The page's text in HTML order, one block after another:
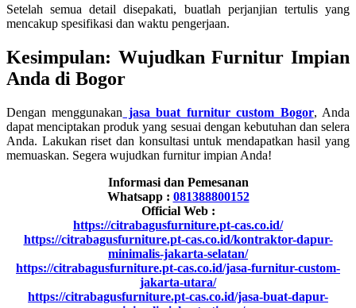
Setelah semua detail disepakati, buatlah perjanjian tertulis yang
mencakup spesifikasi dan waktu pengerjaan.
Kesimpulan: Wujudkan Furnitur Impian
Anda di Bogor
Dengan menggunakan jasa buat furnitur custom Bogor, Anda
dapat menciptakan produk yang sesuai dengan kebutuhan dan selera
Anda. Lakukan riset dan konsultasi untuk mendapatkan hasil yang
memuaskan. Segera wujudkan furnitur impian Anda!
Informasi dan Pemesanan
Whatsapp : 081388800152
Official Web :
https://citrabagusfurniture.pt-cas.co.id/
https://citrabagusfurniture.pt-cas.co.id/kontraktor-dapur-
minimalis-jakarta-selatan/
https://citrabagusfurniture.pt-cas.co.id/jasa-furnitur-custom-
jakarta-utara/
https://citrabagusfurniture.pt-cas.co.id/jasa-buat-dapur-